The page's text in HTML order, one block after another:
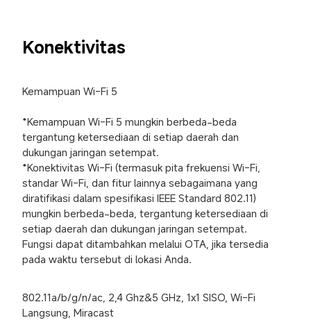
Konektivitas
Kemampuan Wi-Fi 5
*Kemampuan Wi-Fi 5 mungkin berbeda-beda
tergantung ketersediaan di setiap daerah dan
dukungan jaringan setempat.
*Konektivitas Wi-Fi (termasuk pita frekuensi Wi-Fi,
standar Wi-Fi, dan fitur lainnya sebagaimana yang
diratifikasi dalam spesifikasi IEEE Standard 802.11)
mungkin berbeda-beda, tergantung ketersediaan di
setiap daerah dan dukungan jaringan setempat.
Fungsi dapat ditambahkan melalui OTA, jika tersedia
pada waktu tersebut di lokasi Anda.
802.11a/b/g/n/ac, 2,4 Ghz&5 GHz, 1x1 SISO, Wi-Fi
Langsung, Miracast